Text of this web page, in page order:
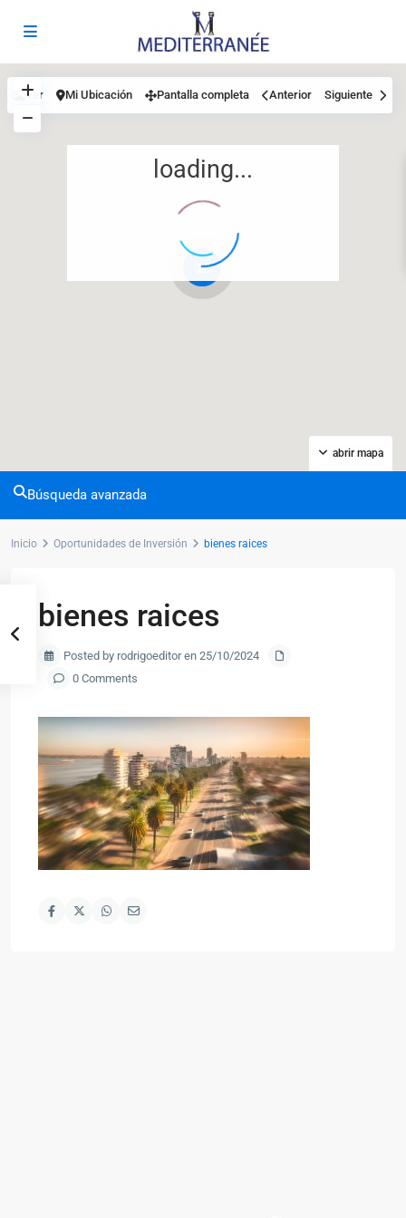
12
loading...
abrir mapa
Ver Mi Ubicación Pantalla completa Anterior Siguiente
Búsqueda avanzada
Inicio Oportunidades de Inversión bienes raices
bienes raices
Posted by rodrigoeditor en 25/10/2024
0 Comments